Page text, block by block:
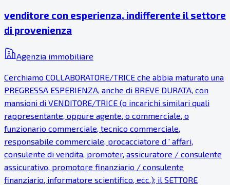
venditore con esperienza, indifferente il settore
di provenienza
Agenzia immobiliare
Cerchiamo COLLABORATORE/TRICE che abbia maturato una
PREGRESSA ESPERIENZA, anche di BREVE DURATA, con
mansioni di VENDITORE/TRICE (o incarichi similari quali
rappresentante, oppure agente, o commerciale, o
funzionario commerciale, tecnico commerciale,
responsabile commerciale, procacciatore d ' affari,
consulente di vendita, promoter, assicuratore / consulente
assicurativo, promotore finanziario / consulente
finanziario, informatore scientifico, ecc.); il SETTORE